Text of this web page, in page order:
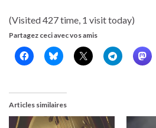
(Visited 427 time, 1 visit today)
Partagez ceci avec vos amis
Articles similaires